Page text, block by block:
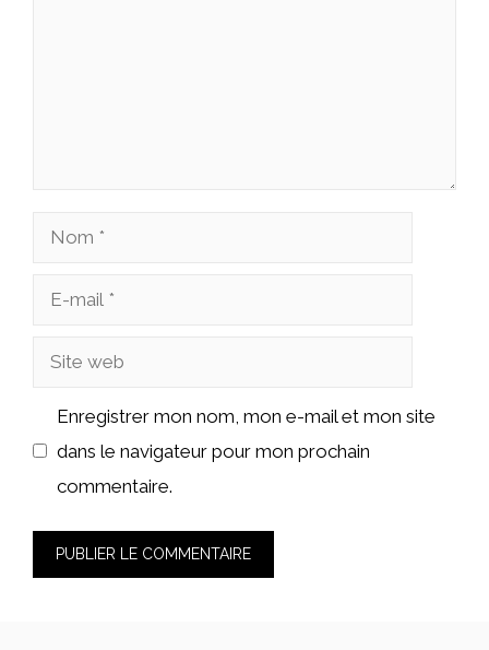
Nom
Site
Enregistrer mon nom, mon e-mail et mon site
dans le navigateur pour mon prochain
commentaire.